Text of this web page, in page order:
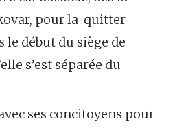
pour la quitter
début du siège de
s’est séparée du
ses concitoyens pour